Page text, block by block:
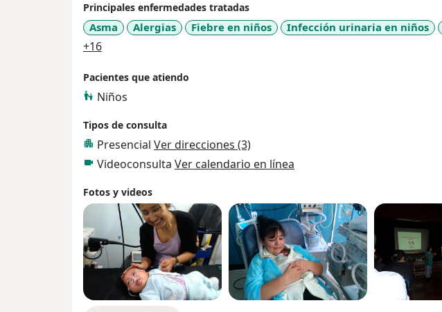
Principales enfermedades tratadas
Asma Alergias Fiebre en niños Infección urinaria en niños
+16a11y_sr_more_diseases
Pacientes que atiendo
Niños
Tipos de consulta
Presencial Ver direcciones (3)
Videoconsulta Ver calendario en línea
Fotos y videos